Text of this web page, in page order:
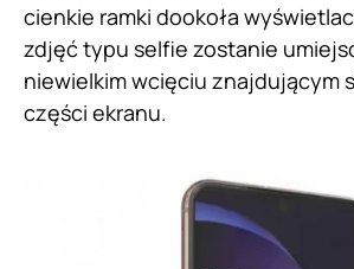
cienkie ramki dookoła
zdjęć typu selfie zostanie
niewielkim wcięciu znajdującym
części ekranu.